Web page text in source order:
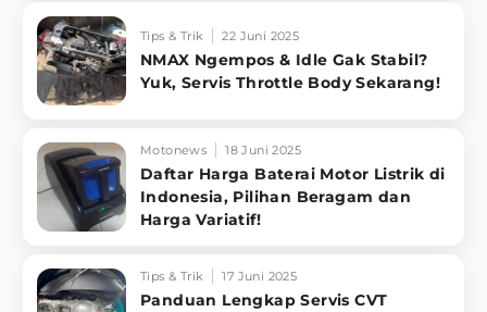
Tips & Trik 22 Juni 2025
NMAX Ngempos & Idle Gak Stabil?
Yuk, Servis Throttle Body Sekarang!
Motonews 18 Juni 2025
Daftar Harga Baterai Motor Listrik di
Indonesia, Pilihan Beragam dan
Harga Variatif!
Tips & Trik 17 Juni 2025
Panduan Lengkap Servis CVT